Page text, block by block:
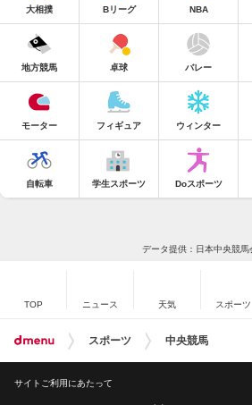
大相撲 Bリーグ NBA
地方競馬 卓球 バレー
モーター フィギュア ウィンター
自転車 学生スポーツ Doスポーツ
データ提供：日本中央競馬
TOP ニュース 天気 スポーツ
スポーツ 中央競馬
サイトご利用にあたって